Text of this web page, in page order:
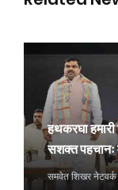
हथकरघा
सशक्त पहचानः
समवेत शिखर नेटवर्क